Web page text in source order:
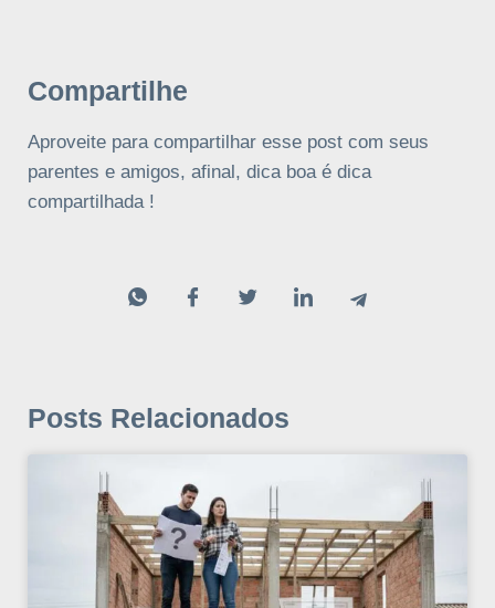
Compartilhe
Aproveite para compartilhar esse post com seus
parentes e amigos, afinal, dica boa é dica
compartilhada !
Posts Relacionados